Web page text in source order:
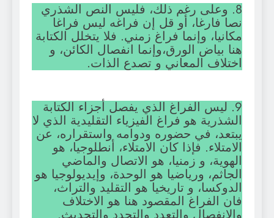
8. وعلى رغم ذلك، فليس النص الشذري
نصا فارغا، أو قل إن فراغه ليس فراغا
مكانيا، وإنما فراغ زمني. فلا يتخلل الكتابة
هنا بياض الورق،وإنما انفصال الكائن، و
اختلاف المعاني و تصدع الذات.
9. ليس الفراغ الذي يفصل أجزاء الكتابة
الشذرية هو فراغ الفيزياء التقليدية الذي لا
يبتعد، في حضوره ودوامه واستقراره، عن
الامتلاء. فإذا كان الامتلاء، أنطلوجيا، هو
الهوية، و زمنيا، هو الاتصال والماضي
الجاثم، ورياضيا هو الوحدة، وإيديولوجيا هو
الدوكسا، و تاريخيا هو التقليد والتراث،
فان الفراغ المقصود هنا هو الاختلاف